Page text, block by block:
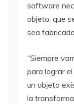
software
objeto, que
sea
“Siempre
para lograr
un objeto
la